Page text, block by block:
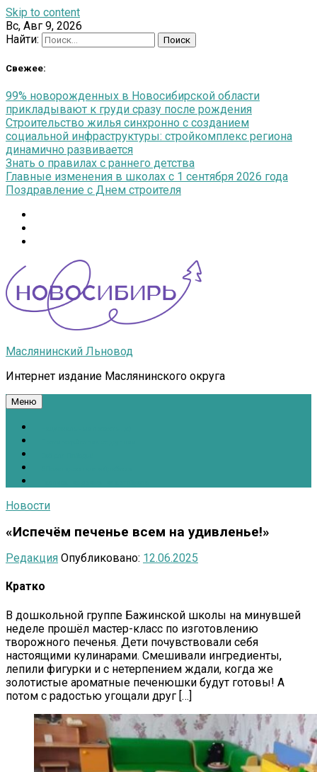
Skip to content
Вс, Авг 9, 2026
Найти:
Свежее:
99% новорожденных в Новосибирской области
прикладывают к груди сразу после рождения
Строительство жилья синхронно с созданием
социальной инфраструктуры: стройкомплекс региона
динамично развивается
Знать о правилах с раннего детства
Главные изменения в школах с 1 сентября 2026 года
Поздравление с Днем строителя
Маслянинский Льновод
Интернет издание Маслянинского округа
Меню
Новости
«Испечём печенье всем на удивленье!»
Редакция Опубликовано: 12.06.2025
Кратко
В дошкольной группе Бажинской школы на минувшей
неделе прошёл мастер-класс по изготовлению
творожного печенья. Дети почувствовали себя
настоящими кулинарами. ‍Смешивали ингредиенты,
лепили фигурки и с нетерпением ждали, когда же
золотистые ароматные печенюшки будут готовы! А
потом с радостью угощали друг […]